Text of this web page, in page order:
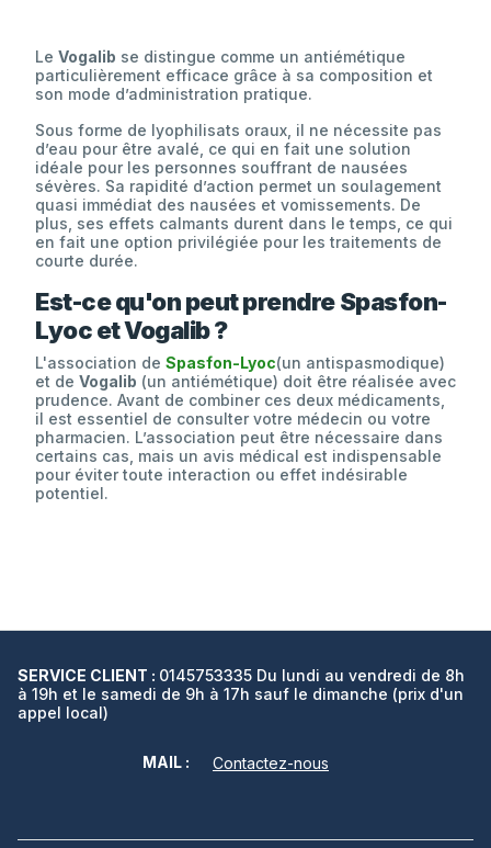
Le Vogalib se distingue comme un antiémétique
particulièrement efficace grâce à sa composition et
son mode d’administration pratique.
Sous forme de lyophilisats oraux, il ne nécessite pas
d’eau pour être avalé, ce qui en fait une solution
idéale pour les personnes souffrant de nausées
sévères. Sa rapidité d’action permet un soulagement
quasi immédiat des nausées et vomissements. De
plus, ses effets calmants durent dans le temps, ce qui
en fait une option privilégiée pour les traitements de
courte durée.
Est-ce qu'on peut prendre Spasfon-
Lyoc et Vogalib ?
L'association de Spasfon-Lyoc(un antispasmodique)
et de Vogalib (un antiémétique) doit être réalisée avec
prudence. Avant de combiner ces deux médicaments,
il est essentiel de consulter votre médecin ou votre
pharmacien. L’association peut être nécessaire dans
certains cas, mais un avis médical est indispensable
pour éviter toute interaction ou effet indésirable
potentiel.
SERVICE CLIENT : 0145753335 Du lundi au vendredi de 8h
à 19h et le samedi de 9h à 17h sauf le dimanche (prix d'un
appel local)
MAIL : Contactez-nous